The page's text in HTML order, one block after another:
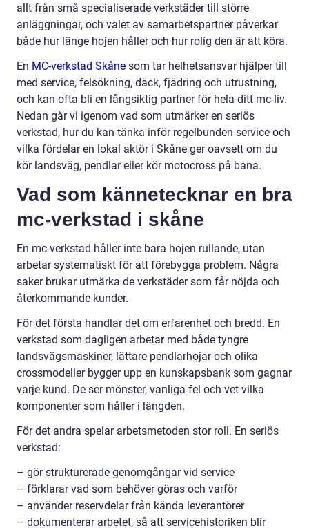
allt från små specialiserade verkstäder till större
anläggningar, och valet av samarbetspartner påverkar
både hur länge hojen håller och hur rolig den är att köra.
En MC-verkstad Skåne som tar helhetsansvar hjälper till
med service, felsökning, däck, fjädring och utrustning,
och kan ofta bli en långsiktig partner för hela ditt mc-liv.
Nedan går vi igenom vad som utmärker en seriös
verkstad, hur du kan tänka inför regelbunden service och
vilka fördelar en lokal aktör i Skåne ger oavsett om du
kör landsväg, pendlar eller kör motocross på bana.
Vad som kännetecknar en bra
mc-verkstad i skåne
En mc-verkstad håller inte bara hojen rullande, utan
arbetar systematiskt för att förebygga problem. Några
saker brukar utmärka de verkstäder som får nöjda och
återkommande kunder.
För det första handlar det om erfarenhet och bredd. En
verkstad som dagligen arbetar med både tyngre
landsvägsmaskiner, lättare pendlarhojar och olika
crossmodeller bygger upp en kunskapsbank som gagnar
varje kund. De ser mönster, vanliga fel och vet vilka
komponenter som håller i längden.
För det andra spelar arbetsmetoden stor roll. En seriös
verkstad:
– gör strukturerade genomgångar vid service
– förklarar vad som behöver göras och varför
– använder reservdelar från kända leverantörer
– dokumenterar arbetet, så att servicehistoriken blir